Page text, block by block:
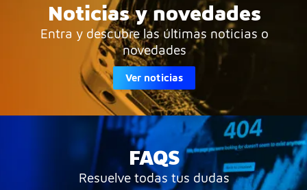
Noticias y novedades
Entra y descubre las últimas noticias o
novedades
Ver noticias
FAQS
Resuelve todas tus dudas